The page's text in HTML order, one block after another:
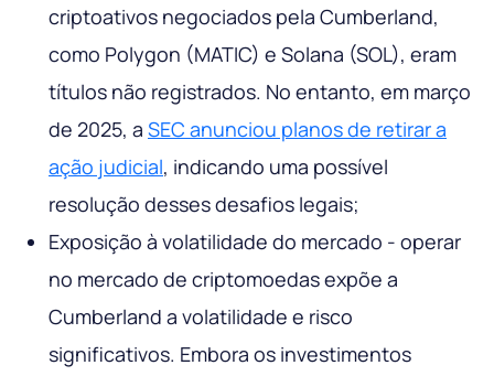
criptoativos negociados pela Cumberland,
como Polygon (MATIC) e Solana (SOL), eram
títulos não registrados. No entanto, em março
de 2025, a SEC anunciou planos de retirar a
ação judicial, indicando uma possível
resolução desses desafios legais;
Exposição à volatilidade do mercado - operar
no mercado de criptomoedas expõe a
Cumberland a volatilidade e risco
significativos. Embora os investimentos